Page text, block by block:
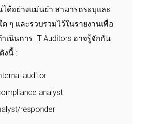
ด้อย่างแม่นยำ สามารถระบุและ
ๆ และรวบรวมไว้ในรายงานเพื่อ
เนินการ IT Auditors อาจรู้จักกัน
งนี้ :
auditor
analyst
responder